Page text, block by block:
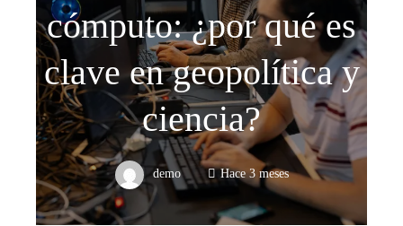
cómputo: ¿por qué es
clave en geopolítica y
ciencia?
demo Hace 3 meses